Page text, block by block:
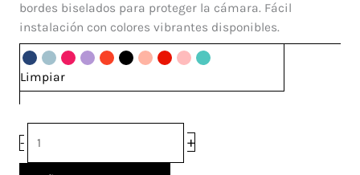
bordes biselados para proteger la cámara. Fácil
instalación con colores vibrantes disponibles.
Limpiar
-
cantidad
+